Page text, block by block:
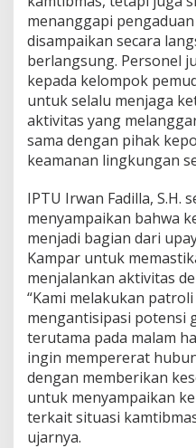
A
R
,
S
A
J
A
M
,
A
N
P
R
E
M
N
I
S
M
E
D
I
B
menanggapi
disampaikan secara
berlangsung. Personel
kepada kelompok
untuk selalu menjaga
aktivitas yang
sama dengan pihak
keamanan lingkungan
IPTU Irwan Fadilla, S.H.
menyampaikan bahwa
menjadi bagian dari
Kampar untuk
menjalankan aktivitas
“Kami melakukan
mengantisipasi potensi
terutama pada malam
ingin mempererat
dengan memberikan
untuk menyampaikan
terkait situasi
ujarnya.